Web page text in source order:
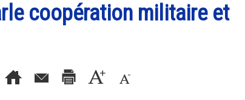
coopération militaire et